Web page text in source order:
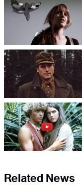
Related News